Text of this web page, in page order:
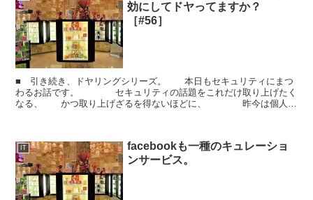
効にしてドヤってますか？
［#56］
■ 引き続き、ドヤリングシリーズ。 本日もセキュリティにまつ
わるお話です。 セキュリティの話題をこれだけ取り上げたく
なる、 かつ取り上げざるを得ないほどに、 昨今は個人と
IT
facebookも一種のキュレーショ
ンサービス。